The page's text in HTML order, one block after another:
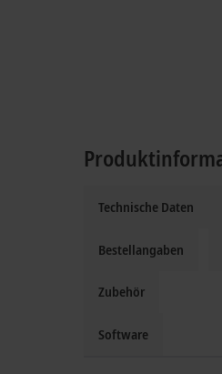
Technische Daten
Bestellangaben
Zubehör
Software